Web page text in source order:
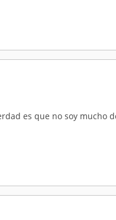
es que no soy mucho